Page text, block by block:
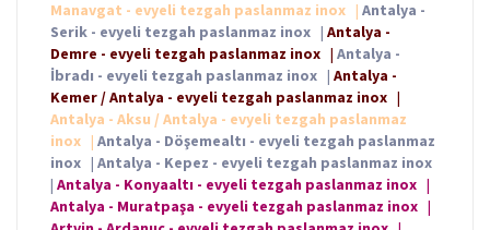
Manavgat - evyeli tezgah paslanmaz inox | Antalya -
Serik - evyeli tezgah paslanmaz inox | Antalya -
Demre - evyeli tezgah paslanmaz inox | Antalya -
İbradı - evyeli tezgah paslanmaz inox | Antalya -
Kemer / Antalya - evyeli tezgah paslanmaz inox |
Antalya - Aksu / Antalya - evyeli tezgah paslanmaz
inox | Antalya - Döşemealtı - evyeli tezgah paslanmaz
inox | Antalya - Kepez - evyeli tezgah paslanmaz inox
| Antalya - Konyaaltı - evyeli tezgah paslanmaz inox |
Antalya - Muratpaşa - evyeli tezgah paslanmaz inox |